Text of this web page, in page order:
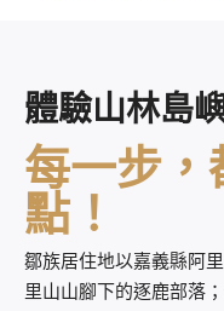
體驗山林島
每一步
點！
鄒族居住地以嘉義縣阿
里山山腳下的逐鹿部落